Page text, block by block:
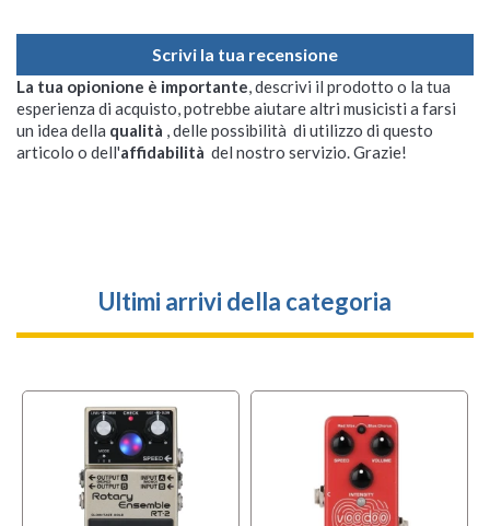
Scrivi la tua recensione
La tua opionione è importante, descrivi il prodotto o la tua
esperienza di acquisto, potrebbe aiutare altri musicisti a farsi
un idea della qualità , delle possibilità di utilizzo di questo
articolo o dell'affidabilità del nostro servizio. Grazie!
Ultimi arrivi della categoria